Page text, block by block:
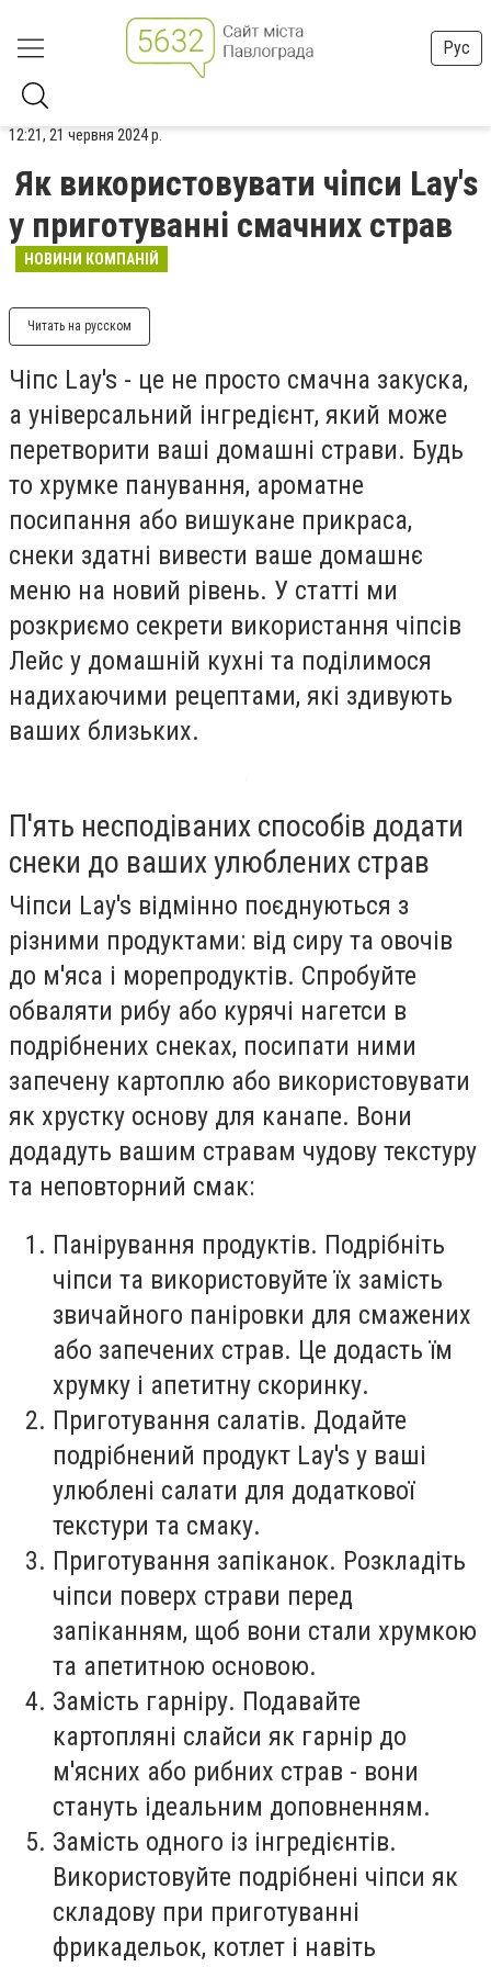
Рус
12:21, 21 червня 2024 р.
Як використовувати чіпси Lay's
у приготуванні смачних страв
НОВИНИ КОМПАНІЙ
Читать на русском
Чіпс Lay's - це не просто смачна закуска,
а універсальний інгредієнт, який може
перетворити ваші домашні страви. Будь
то хрумке панування, ароматне
посипання або вишукане прикраса,
снеки здатні вивести ваше домашнє
меню на новий рівень. У статті ми
розкриємо секрети використання чіпсів
Лейс у домашній кухні та поділимося
надихаючими рецептами, які здивують
ваших близьких.
П'ять несподіваних способів додати
снеки до ваших улюблених страв
Чіпси Lay's відмінно поєднуються з
різними продуктами: від сиру та овочів
до м'яса і морепродуктів. Спробуйте
обваляти рибу або курячі нагетси в
подрібнених снеках, посипати ними
запечену картоплю або використовувати
як хрустку основу для канапе. Вони
додадуть вашим стравам чудову текстуру
та неповторний смак:
Панірування продуктів. Подрібніть
чіпси та використовуйте їх замість
звичайного паніровки для смажених
або запечених страв. Це додасть їм
хрумку і апетитну скоринку.
Приготування салатів. Додайте
подрібнений продукт Lay's у ваші
улюблені салати для додаткової
текстури та смаку.
Приготування запіканок. Розкладіть
чіпси поверх страви перед
запіканням, щоб вони стали хрумкою
та апетитною основою.
Замість гарніру. Подавайте
картопляні слайси як гарнір до
м'ясних або рибних страв - вони
стануть ідеальним доповненням.
Замість одного із інгредієнтів.
Використовуйте подрібнені чіпси як
складову при приготуванні
фрикадельок, котлет і навіть